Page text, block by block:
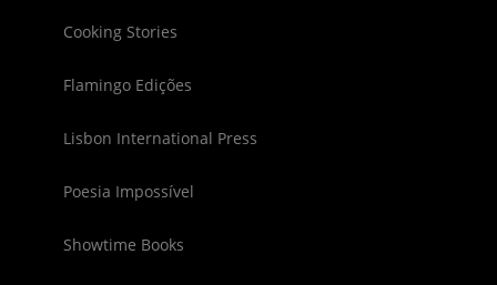
Cooking Stories
Flamingo Edições
Lisbon International Press
Poesia Impossível
Showtime Books